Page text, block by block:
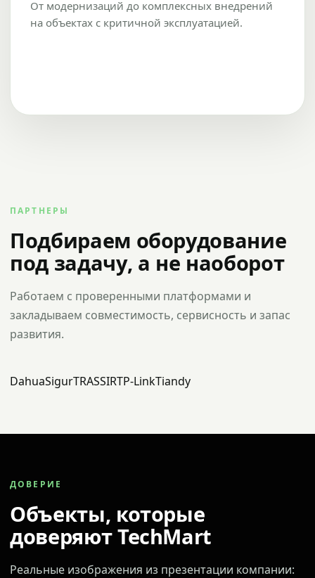
От модернизаций до комплексных внедрений
на объектах с критичной эксплуатацией.
ПАРТНЕРЫ
Подбираем оборудование
под задачу, а не наоборот
Работаем с проверенными платформами и
закладываем совместимость, сервисность и запас
развития.
DahuaSigurTRASSIRTP-LinkTiandy
ДОВЕРИЕ
Объекты, которые
доверяют TechMart
Реальные изображения из презентации компании: